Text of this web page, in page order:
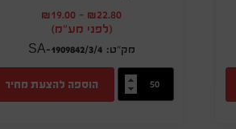
₪22.80
-
₪19.00
(לפני מע"מ)
SA-1909842/3/4
הוספה להצעת מחיר